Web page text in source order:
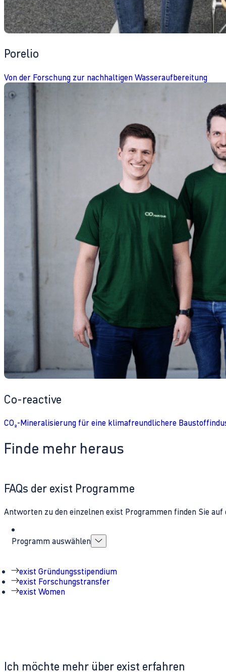
Porelio
Von der Forschung zur nachhaltigen Wasseraufbereitung
Co-reactive
CO₂-Mineralisierung für eine klimafreundlichere
Finde mehr heraus
Ich möchte mehr über exist erfahren
FAQs der exist Programme
Antworten zu den einzelnen exist Programmen finden Sie
Programm auswählen
exist Gründungsstipendium
exist Forschungstransfer
exist Women